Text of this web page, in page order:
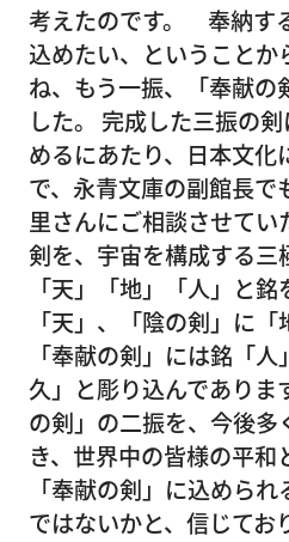
考えたのです。 奉納す
込めたい、ということか
ね、もう一振、「奉献の
した。 完成した三振の
めるにあたり、日本文化
で、永青文庫の副館長
里さんにご相談させて
剣を、宇宙を構成する三
「天」「地」「人」と
「天」、「陰の剣」に
「奉献の剣」には銘「
久」と彫り込んでありま
の剣」の二振を、今後
き、世界中の皆様の平和
「奉献の剣」に込めら
ではないかと、信じてお